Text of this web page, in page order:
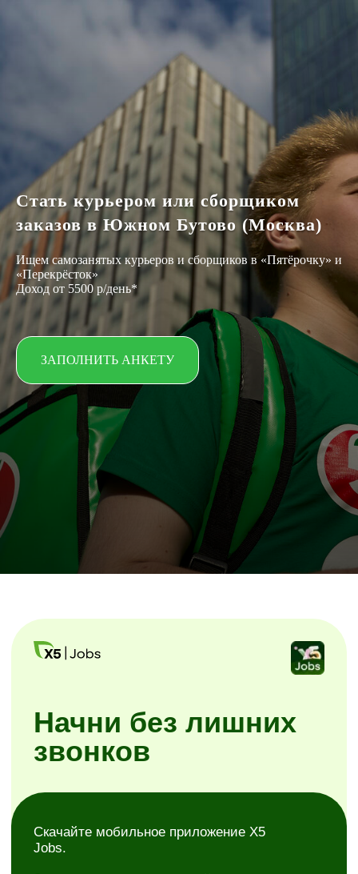
Стать курьером или сборщиком
заказов в Южном Бутово (Москва)
Ищем самозанятых курьеров и сборщиков в «Пятёрочку» и
«Перекрёсток»
Доход от 5500 р/день*
ЗАПОЛНИТЬ АНКЕТУ
Начни без лишних
звонков
Заполните анкету и начинайте
уже завтра. Без посещения офиса
и собеседований